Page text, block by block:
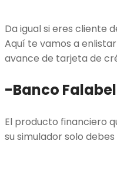
Da igual si eres cliente
Aquí te vamos a
avance de tarjeta de
-Banco
El producto financiero
su simulador solo